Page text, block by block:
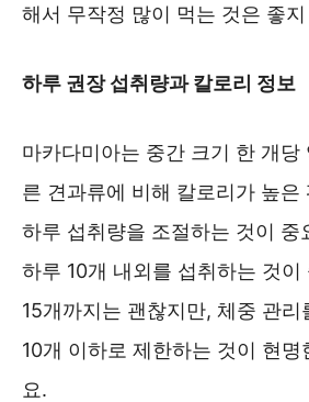
해서 무작정 많이 먹는 것은 좋
하루 권장 섭취량과 칼로리 정보
마카다미아는 중간 크기 한 개
른 견과류에 비해 칼로리가 높은
하루 섭취량을 조절하는 것이 중
하루 10개 내외를 섭취하는 것이
15개까지는 괜찮지만, 체중 관리
10개 이하로 제한하는 것이 현명
요.